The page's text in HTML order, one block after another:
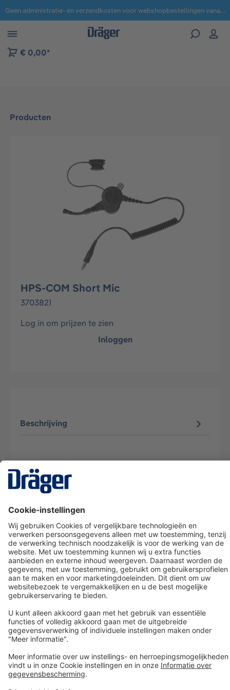
naar navigatie B2B-platform Geen administratie- en verzendkosten voor webshopbestellingen vanaf € 100,-.
€ 0,00*
Producten
Afbeeldingengalerij overslaan
HPS-COM Short Mic
3703821
Log in om prijzen te zien
Inloggen
Beschrijving
Dräger klantenservice
Over Dräger
Bestellen in onze webshop
Community